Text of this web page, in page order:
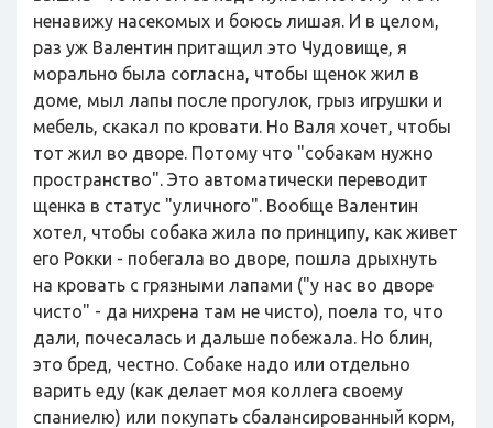
ненавижу насекомых и боюсь лишая. И в целом,
раз уж Валентин притащил это Чудовище, я
морально была согласна, чтобы щенок жил в
доме, мыл лапы после прогулок, грыз игрушки и
мебель, скакал по кровати. Но Валя хочет, чтобы
тот жил во дворе. Потому что "собакам нужно
пространство". Это автоматически переводит
щенка в статус "уличного". Вообще Валентин
хотел, чтобы собака жила по принципу, как живет
его Рокки - побегала во дворе, пошла дрыхнуть
на кровать с грязными лапами ("у нас во дворе
чисто" - да нихрена там не чисто), поела то, что
дали, почесалась и дальше побежала. Но блин,
это бред, честно. Собаке надо или отдельно
варить еду (как делает моя коллега своему
спаниелю) или покупать сбалансированный корм,